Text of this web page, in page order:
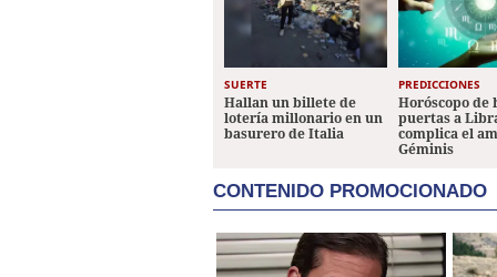
SUERTE
Hallan un billete de
lotería millonario en un
basurero de Italia
PREDICCIONES
Horóscopo de
puertas a
complica el
Géminis
CONTENIDO PROMOCIONADO